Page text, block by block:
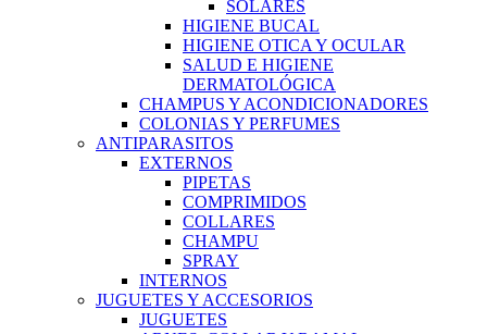
SOLARES
HIGIENE BUCAL
HIGIENE OTICA Y OCULAR
SALUD E HIGIENE
DERMATOLÓGICA
CHAMPUS Y ACONDICIONADORES
COLONIAS Y PERFUMES
ANTIPARASITOS
EXTERNOS
PIPETAS
COMPRIMIDOS
COLLARES
CHAMPU
SPRAY
INTERNOS
JUGUETES Y ACCESORIOS
JUGUETES